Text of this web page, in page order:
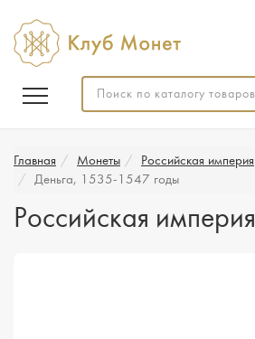
Главная Монеты
Российская империя
Деньга, 1535-1547 годы
Российская империя